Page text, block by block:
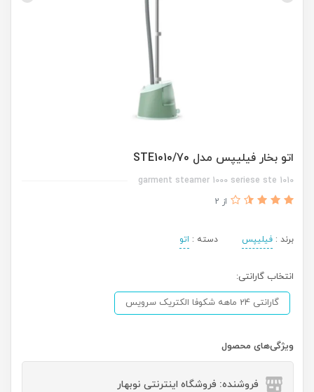
اتو بخار فیلیپس مدل STE1010/70
garment steamer 1000 seriese ste 1010
از 2
برند : فیلیپس دسته : اتو
انتخاب گارانتی:
گارانتی 24 ماهه شکوفا الکتریک سرویس
ویژگی‌های محصول
فروشنده: فروشگاه اینترنتی نوبهار